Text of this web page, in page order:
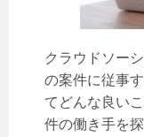
クラウドソー
の案件に従事
てどんな良い
件の働き手を